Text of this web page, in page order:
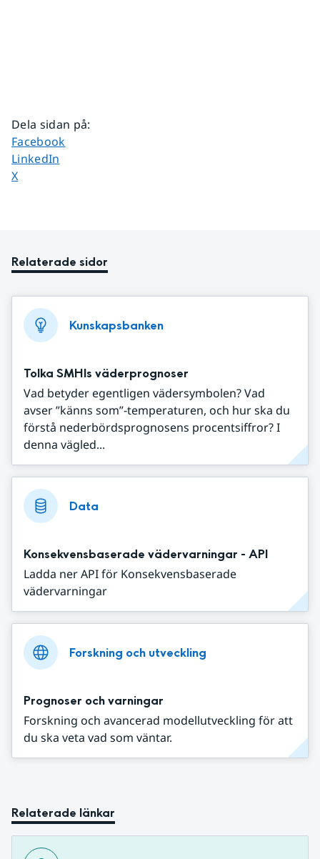
Dela sidan på:
Dela sidan på
Facebook
Dela sidan på
LinkedIn
Dela sidan på
X
Relaterade sidor
Kunskapsbanken
Tolka SMHIs väderprognoser
Vad betyder egentligen vädersymbolen? Vad
avser ”känns som”-temperaturen, och hur ska du
förstå nederbördsprognosens procentsiffror? I
denna vägled...
Data
Konsekvensbaserade vädervarningar - API
Ladda ner API för Konsekvensbaserade
vädervarningar
Forskning och utveckling
Prognoser och varningar
Forskning och avancerad modellutveckling för att
du ska veta vad som väntar.
Relaterade länkar